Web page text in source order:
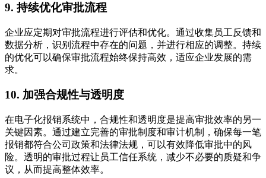
9. 持续优化审批流程
企业应定期对审批流程进行评估和优化。通过收集员工反馈和
数据分析，识别流程中存在的问题，并进行相应的调整。持续
的优化可以确保审批流程始终保持高效，适应企业发展的需
求。
10. 加强合规性与透明度
在电子化报销系统中，合规性和透明度是提高审批效率的另一
关键因素。通过建立完善的审批制度和审计机制，确保每一笔
报销都符合公司政策和法律法规，可以有效降低审批中的风
险。透明的审批过程让员工信任系统，减少不必要的质疑和争
议，从而提高整体效率。